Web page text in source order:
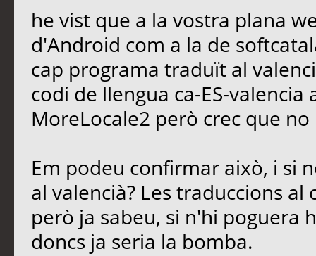
he vist que a la vostra plana
d'Android com a la de
cap programa traduït al
codi de llengua ca-ES-
MoreLocale2 però crec que
Em podeu confirmar això, i si
al valencià? Les traduccions
però ja sabeu, si n'hi poguera
doncs ja seria la bomba.